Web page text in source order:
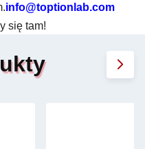
info@toptionlab.com
się tam!